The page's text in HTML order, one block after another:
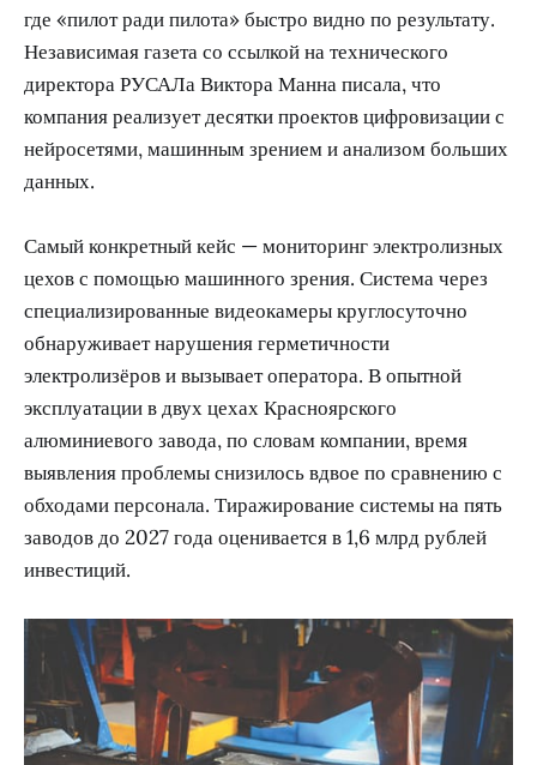
где «пилот ради пилота» быстро видно по результату.
Независимая газета со ссылкой на технического
директора РУСАЛа Виктора Манна писала, что
компания реализует десятки проектов цифровизации с
нейросетями, машинным зрением и анализом больших
данных.
Самый конкретный кейс — мониторинг электролизных
цехов с помощью машинного зрения. Система через
специализированные видеокамеры круглосуточно
обнаруживает нарушения герметичности
электролизёров и вызывает оператора. В опытной
эксплуатации в двух цехах Красноярского
алюминиевого завода, по словам компании, время
выявления проблемы снизилось вдвое по сравнению с
обходами персонала. Тиражирование системы на пять
заводов до 2027 года оценивается в 1,6 млрд рублей
инвестиций.